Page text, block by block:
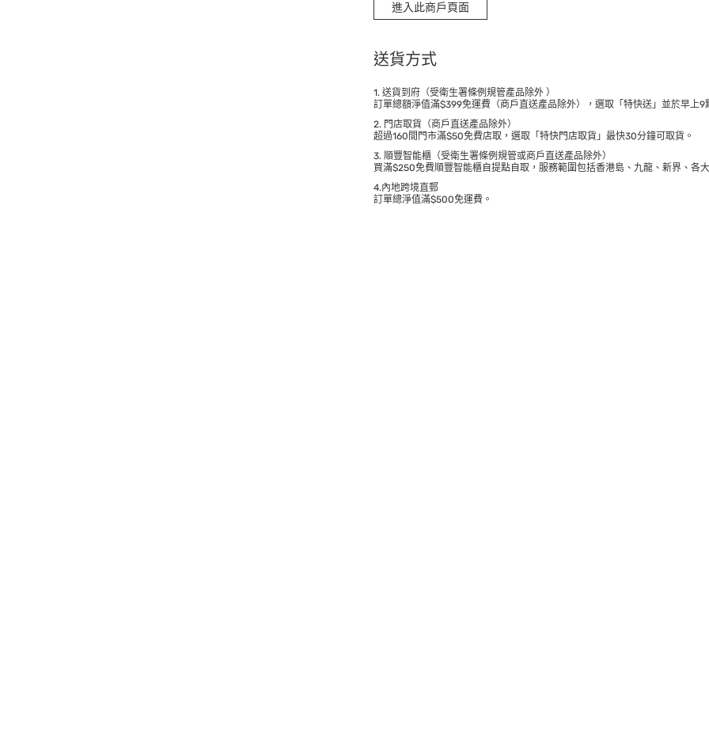
進入此商戶頁面
送貨方式
1. 送貨到府（受衛生署條例規管產品除外 ）
訂單總額淨值滿$399免運費（商戶直送產品除外），選取「特快送」並於早上
2. 門店取貨（商戶直送產品除外）
超過160間門市滿$50免費店取，選取「特快門店取貨」最快30分鐘可取貨。
3. 順豐智能櫃（受衛生署條例規管或商戶直送產品除外）
買滿$250免費順豐智能櫃自提點自取，服務範圍包括香港島、九龍、新界、各
4.內地跨境直郵
訂單總淨值滿$500免運費。